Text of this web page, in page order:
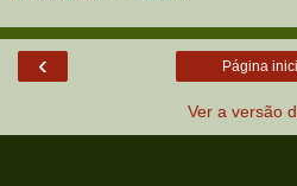
‹ Página
Ver a versão